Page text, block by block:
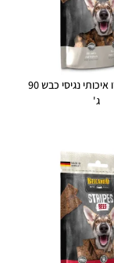
חטיף בלקנדו איכותי נגיסי כבש 90
ג'